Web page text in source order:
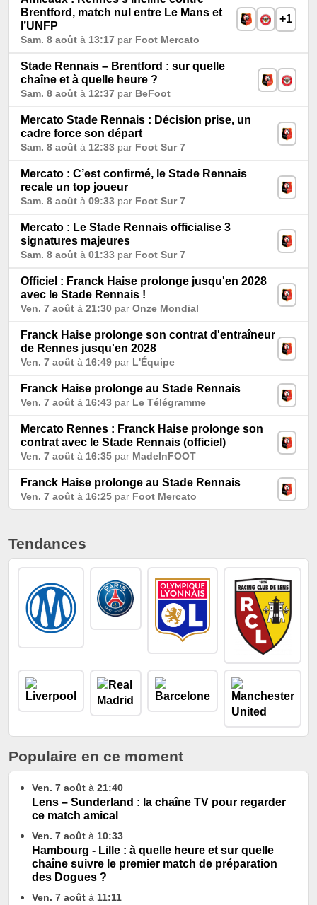
Brentford, match nul entre Le Mans et
l’UNFP
Sam. 8 août à 13:17 par Foot Mercato
+1
Stade Rennais – Brentford : sur quelle
chaîne et à quelle heure ?
Sam. 8 août à 12:37 par BeFoot
Mercato Stade Rennais : Décision prise, un
cadre force son départ
Sam. 8 août à 12:33 par Foot Sur 7
Mercato : C’est confirmé, le Stade Rennais
recale un top joueur
Sam. 8 août à 09:33 par Foot Sur 7
Mercato : Le Stade Rennais officialise 3
signatures majeures
Sam. 8 août à 01:33 par Foot Sur 7
Officiel : Franck Haise prolonge jusqu'en 2028
avec le Stade Rennais !
Ven. 7 août à 21:30 par Onze Mondial
Franck Haise prolonge son contrat d'entraîneur
de Rennes jusqu'en 2028
Ven. 7 août à 16:49 par L'Équipe
Franck Haise prolonge au Stade Rennais
Ven. 7 août à 16:43 par Le Télégramme
Mercato Rennes : Franck Haise prolonge son
contrat avec le Stade Rennais (officiel)
Ven. 7 août à 16:35 par MadeInFOOT
Franck Haise prolonge au Stade Rennais
Ven. 7 août à 16:25 par Foot Mercato
Tendances
Populaire en ce moment
Ven. 7 août à 21:40
Lens – Sunderland : la chaîne TV pour regarder
ce match amical
Ven. 7 août à 10:33
Hambourg - Lille : à quelle heure et sur quelle
chaîne suivre le premier match de préparation
des Dogues ?
Ven. 7 août à 11:11